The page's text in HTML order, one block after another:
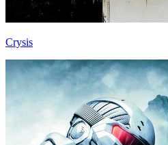
Crysis